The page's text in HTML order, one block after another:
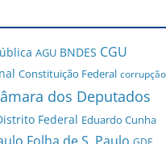
AGU BNDES CGU
Constituição Federal corrupção
dos Deputados
Federal Eduardo Cunha